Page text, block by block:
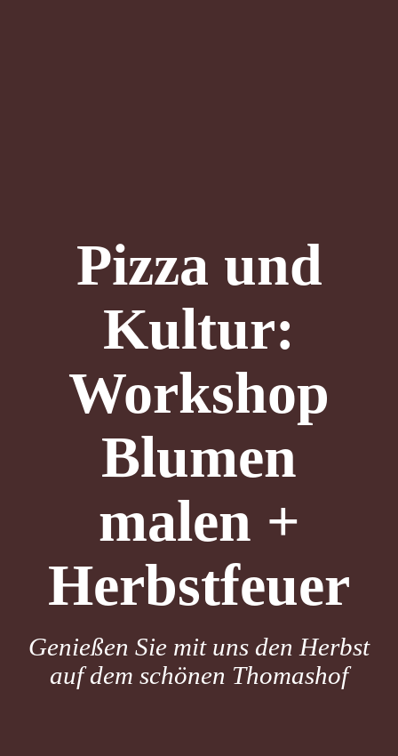
Pizza und
Kultur:
Workshop
Blumen
malen +
Herbstfeuer
Genießen Sie mit uns den Herbst
auf dem schönen Thomashof